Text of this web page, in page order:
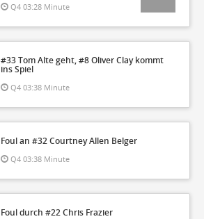
Q4 03:28 Minute
#33 Tom Alte geht, #8 Oliver Clay kommt
ins Spiel
Q4 03:38 Minute
Foul an #32 Courtney Allen Belger
Q4 03:38 Minute
Foul durch #22 Chris Frazier